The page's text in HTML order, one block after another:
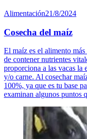
Alimentación21/8/2024
Cosecha del maíz
El maíz es el alimento
de contener nutrientes
proporciona a las vacas la
y/o carne. Al cosechar
100%, ya que es tu base
examinan algunos puntos